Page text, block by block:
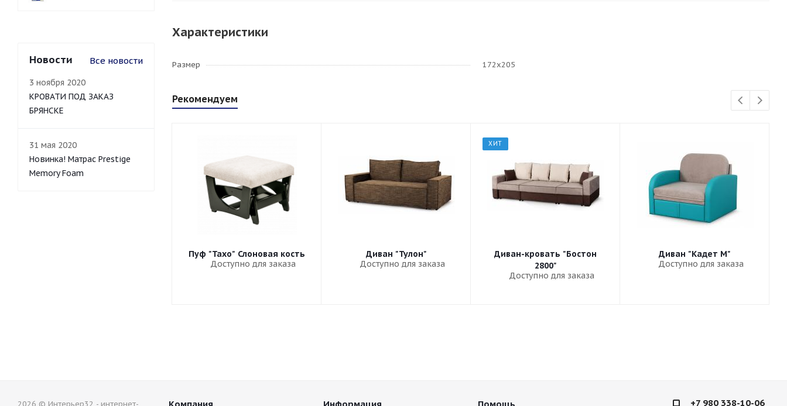
Характеристики
Размер 172х205
Рекомендуем
Пуф "Тахо" Слоновая кость
Доступно для заказа
Диван "Тулон"
Доступно для заказа
ХИТ
Диван-кровать "Бостон
2800"
Доступно для заказа
Диван "Кадет М"
Доступно для заказа
Новости Все новости
3 ноября 2020
КРОВАТИ ПОД ЗАКАЗ
БРЯНСКЕ
31 мая 2020
Новинка! Матрас Prestige
Memory Foam
2026 © Интерьер32 - интернет- +7 980 338-10-06